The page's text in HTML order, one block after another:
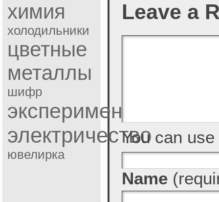
химия
холодильники
цветные
металлы
шифр
эксперимент
электричество
ювелирка
Leave a
You can use
Name